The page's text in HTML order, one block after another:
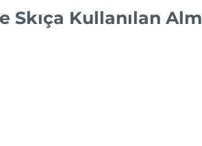
Skıça Kullanılan